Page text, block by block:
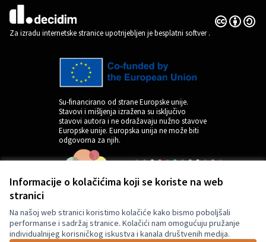
Informacije o kolačićima koji se koriste na web
stranici
Na našoj web stranici koristimo kolačiće kako bismo poboljšali
performanse i sadržaj stranice. Kolačići nam omogućuju pružanje
individualnijeg korisničkog iskustva i kanala društvenih medija.
(Vanjska poveznica)
Za izradu internetske stranice upotrijebljen je besplatni softver.
Licencija
(Vanjska
Su-financirano od strane Europske unije.
Stavovi i mišljenja izražena su isključivo
stavovi autora i ne odražavaju nužno stavove
Europske unije. Europska unija ne može biti
odgovorna za njih.